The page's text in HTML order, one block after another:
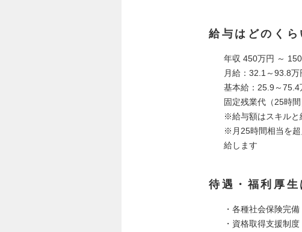
給与はどのく
年収 450万円 ～
月給：32.1～93.8万
基本給：25.9～75.4
固定残業代（25時
※給与額はスキルと
※月25時間相当を超
給します
待遇・福利厚生
・各種社会保険完備
・資格取得支援制度